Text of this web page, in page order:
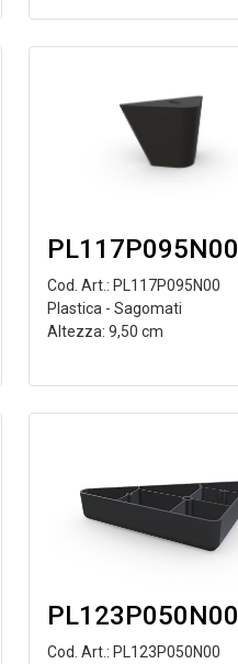
PL117P095N00
Cod. Art.: PL117P095N00
Plastica - Sagomati
Altezza: 9,50 cm
PL123P050N00
Cod. Art.: PL123P050N00